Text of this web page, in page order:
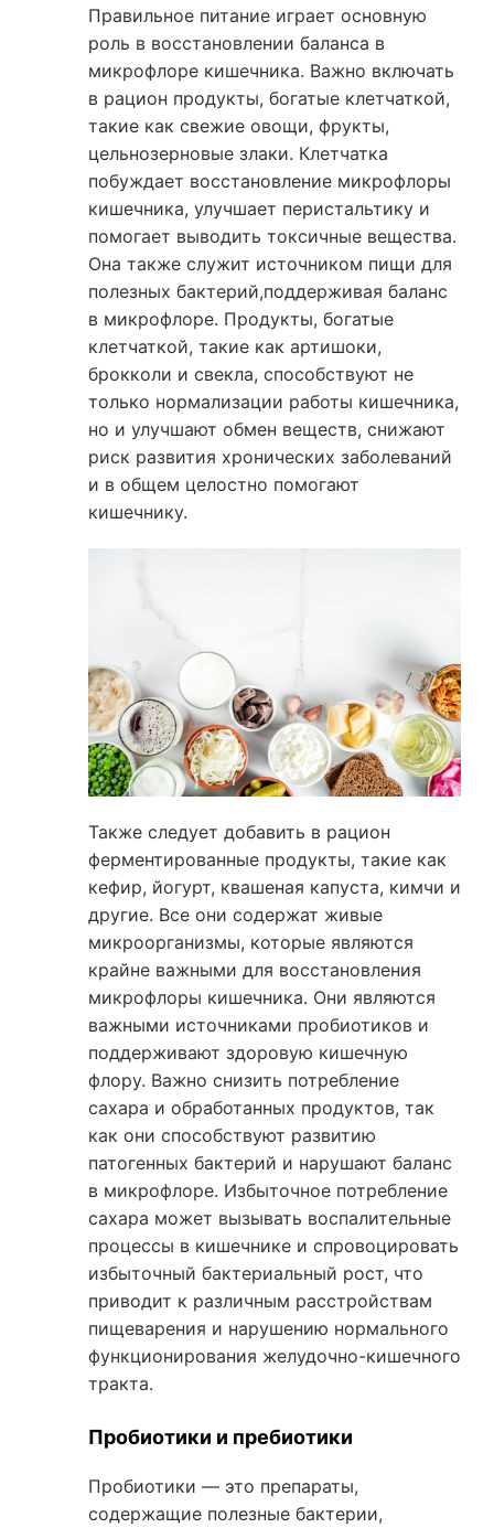
Правильное питание играет основную
роль в восстановлении баланса в
микрофлоре кишечника. Важно включать
в рацион продукты, богатые клетчаткой,
такие как свежие овощи, фрукты,
цельнозерновые злаки. Клетчатка
побуждает восстановление микрофлоры
кишечника, улучшает перистальтику и
помогает выводить токсичные вещества.
Она также служит источником пищи для
полезных бактерий,поддерживая баланс
в микрофлоре. Продукты, богатые
клетчаткой, такие как артишоки,
брокколи и свекла, способствуют не
только нормализации работы кишечника,
но и улучшают обмен веществ, снижают
риск развития хронических заболеваний
и в общем целостно помогают
кишечнику.
Также следует добавить в рацион
ферментированные продукты, такие как
кефир, йогурт, квашеная капуста, кимчи и
другие. Все они содержат живые
микроорганизмы, которые являются
крайне важными для восстановления
микрофлоры кишечника. Они являются
важными источниками пробиотиков и
поддерживают здоровую кишечную
флору. Важно снизить потребление
сахара и обработанных продуктов, так
как они способствуют развитию
патогенных бактерий и нарушают баланс
в микрофлоре. Избыточное потребление
сахара может вызывать воспалительные
процессы в кишечнике и спровоцировать
избыточный бактериальный рост, что
приводит к различным расстройствам
пищеварения и нарушению нормального
функционирования желудочно-кишечного
тракта.
Пробиотики и пребиотики
Пробиотики — это препараты,
содержащие полезные бактерии,